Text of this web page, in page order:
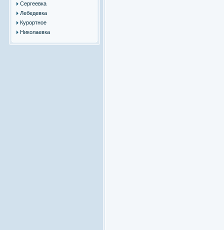
Сергеевка
Лебедевка
Курортное
Николаевка